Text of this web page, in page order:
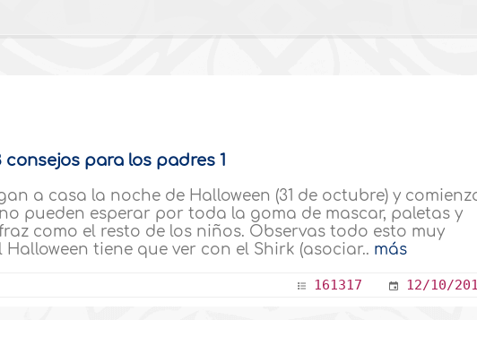
para los padres 1
a casa la noche de Halloween (31 de octubre) y
pueden esperar por toda la goma de mascar, paletas y
como el resto de los niños. Observas todo esto muy
tiene que ver con el Shirk (asociar.. más
161317 12/10/